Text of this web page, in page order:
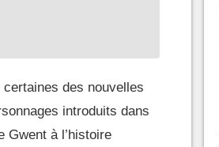
des nouvelles
introduits dans
Gwent à l’histoire